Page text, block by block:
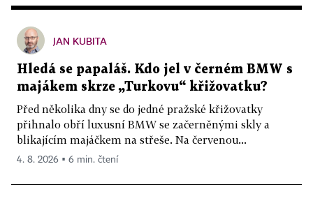
JAN KUBITA
Hledá se papaláš. Kdo jel v černém BMW s
majákem skrze „Turkovu“ křižovatku?
Před několika dny se do jedné pražské křižovatky
přihnalo obří luxusní BMW se začerněnými skly a
blikajícím majáčkem na střeše. Na červenou...
4. 8. 2026 ▪ 6 min. čtení